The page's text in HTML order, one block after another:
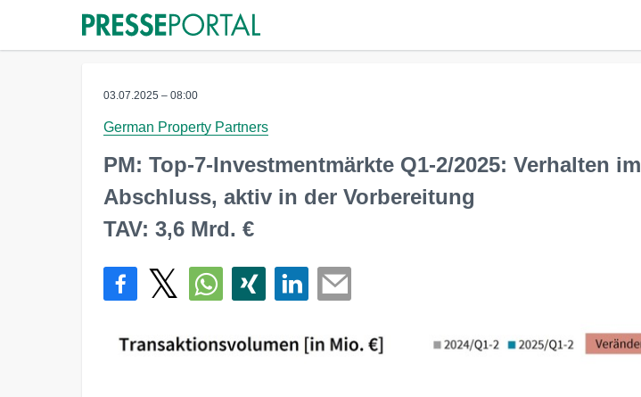
03.07.2025 – 08:00
German Property Partners
PM: Top-7-Investmentmärkte Q1-2/2025: Verhalten im
Abschluss, aktiv in der Vorbereitung
TAV: 3,6 Mrd. €